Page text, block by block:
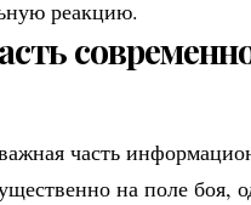
реакцию.
часть
на поле боя,